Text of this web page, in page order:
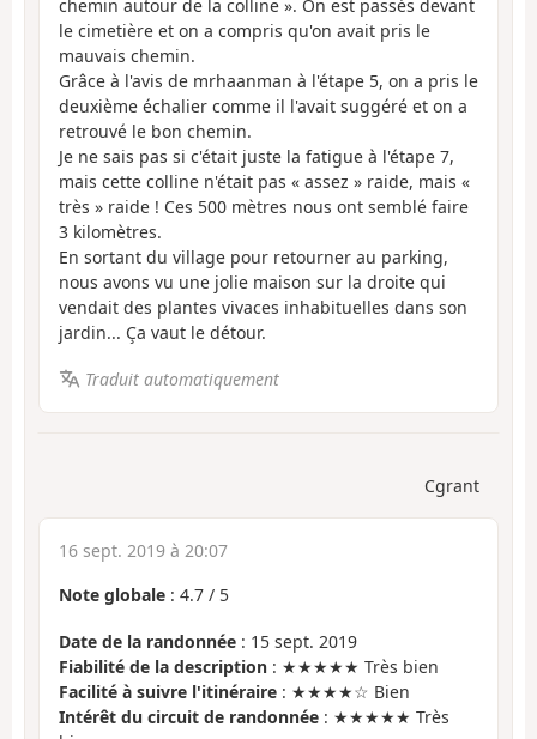
chemin autour de la colline ». On est passés devant
le cimetière et on a compris qu'on avait pris le
mauvais chemin.
Grâce à l'avis de mrhaanman à l'étape 5, on a pris le
deuxième échalier comme il l'avait suggéré et on a
retrouvé le bon chemin.
Je ne sais pas si c'était juste la fatigue à l'étape 7,
mais cette colline n'était pas « assez » raide, mais «
très » raide ! Ces 500 mètres nous ont semblé faire
3 kilomètres.
En sortant du village pour retourner au parking,
nous avons vu une jolie maison sur la droite qui
vendait des plantes vivaces inhabituelles dans son
jardin... Ça vaut le détour.
Traduit automatiquement
Cgrant
16 sept. 2019 à 20:07
Note globale : 4.7 / 5
Date de la randonnée : 15 sept. 2019
Fiabilité de la description : ★★★★★ Très bien
Facilité à suivre l'itinéraire : ★★★★☆ Bien
Intérêt du circuit de randonnée : ★★★★★ Très